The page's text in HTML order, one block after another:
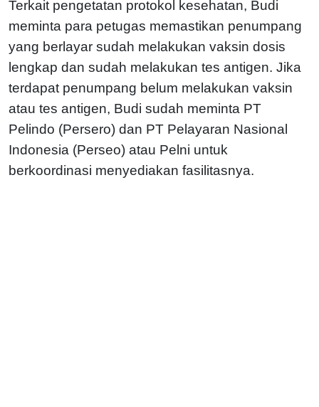
Terkait pengetatan protokol kesehatan, Budi
meminta para petugas memastikan penumpang
yang berlayar sudah melakukan vaksin dosis
lengkap dan sudah melakukan tes antigen. Jika
terdapat penumpang belum melakukan vaksin
atau tes antigen, Budi sudah meminta PT
Pelindo (Persero) dan PT Pelayaran Nasional
Indonesia (Perseo) atau Pelni untuk
berkoordinasi menyediakan fasilitasnya.